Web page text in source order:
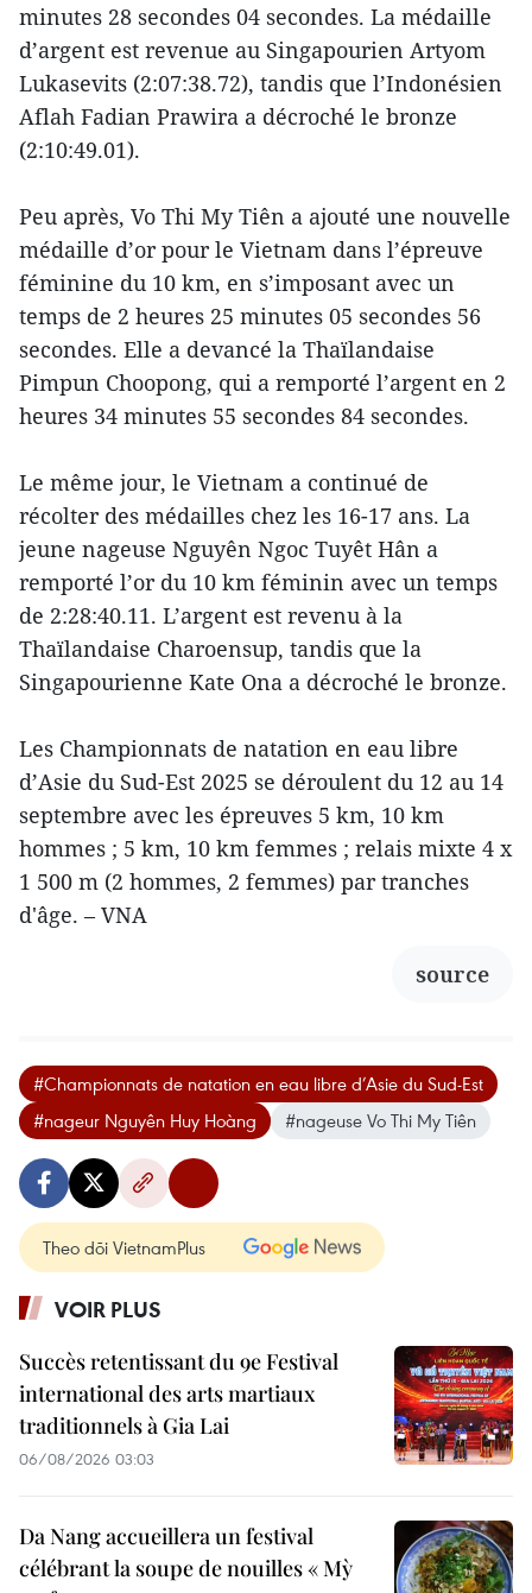
minutes 28 secondes 04 secondes. La médaille
d’argent est revenue au Singapourien Artyom
Lukasevits (2:07:38.72), tandis que l’Indonésien
Aflah Fadian Prawira a décroché le bronze
(2:10:49.01).
Peu après, Vo Thi My Tiên a ajouté une nouvelle
médaille d’or pour le Vietnam dans l’épreuve
féminine du 10 km, en s’imposant avec un
temps de 2 heures 25 minutes 05 secondes 56
secondes. Elle a devancé la Thaïlandaise
Pimpun Choopong, qui a remporté l’argent en 2
heures 34 minutes 55 secondes 84 secondes.
Le même jour, le Vietnam a continué de
récolter des médailles chez les 16-17 ans. La
jeune nageuse Nguyên Ngoc Tuyêt Hân a
remporté l’or du 10 km féminin avec un temps
de 2:28:40.11. L’argent est revenu à la
Thaïlandaise Charoensup, tandis que la
Singapourienne Kate Ona a décroché le bronze.
Les Championnats de natation en eau libre
d’Asie du Sud-Est 2025 se déroulent du 12 au 14
septembre avec les épreuves 5 km, 10 km
hommes ; 5 km, 10 km femmes ; relais mixte 4 x
1 500 m (2 hommes, 2 femmes) par tranches
d'âge. – VNA
source
#Championnats de natation en eau libre d’Asie du Sud-Est
#nageur Nguyên Huy Hoàng
#nageuse Vo Thi My Tiên
Theo dõi VietnamPlus
VOIR PLUS
Succès retentissant du 9e Festival
international des arts martiaux
traditionnels à Gia Lai
06/08/2026 03:03
Da Nang accueillera un festival
célébrant la soupe de nouilles « Mỳ